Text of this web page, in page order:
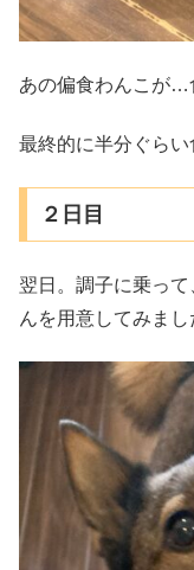
あの偏食わんこが…
最終的に半分ぐら
２日目
翌日。調子に乗っ
んを用意してみまし